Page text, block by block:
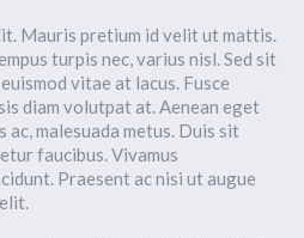
Mauris pretium id velit ut mattis.
turpis nec, varius nisl. Sed sit
vitae at lacus. Fusce
diam volutpat at. Aenean eget
malesuada metus. Duis sit
faucibus. Vivamus
Praesent ac nisi ut augue